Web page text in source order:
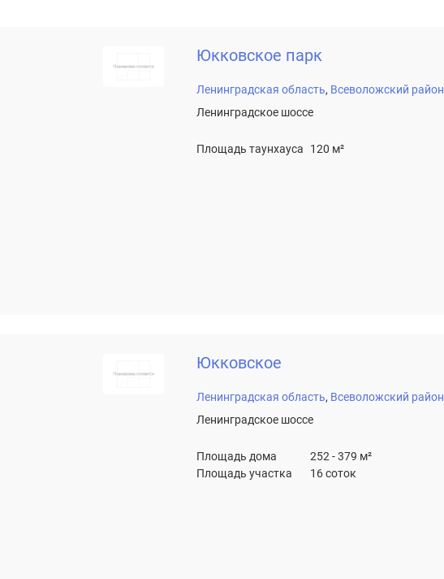
Юкковское парк
Ленинградская область Всеволожский район
Ленинградское шоссе
Площадь таунхауса 120 м²
Юкковское
Ленинградская область Всеволожский район
Ленинградское шоссе
Площадь дома
252 - 379 м²
Площадь участка
16 соток